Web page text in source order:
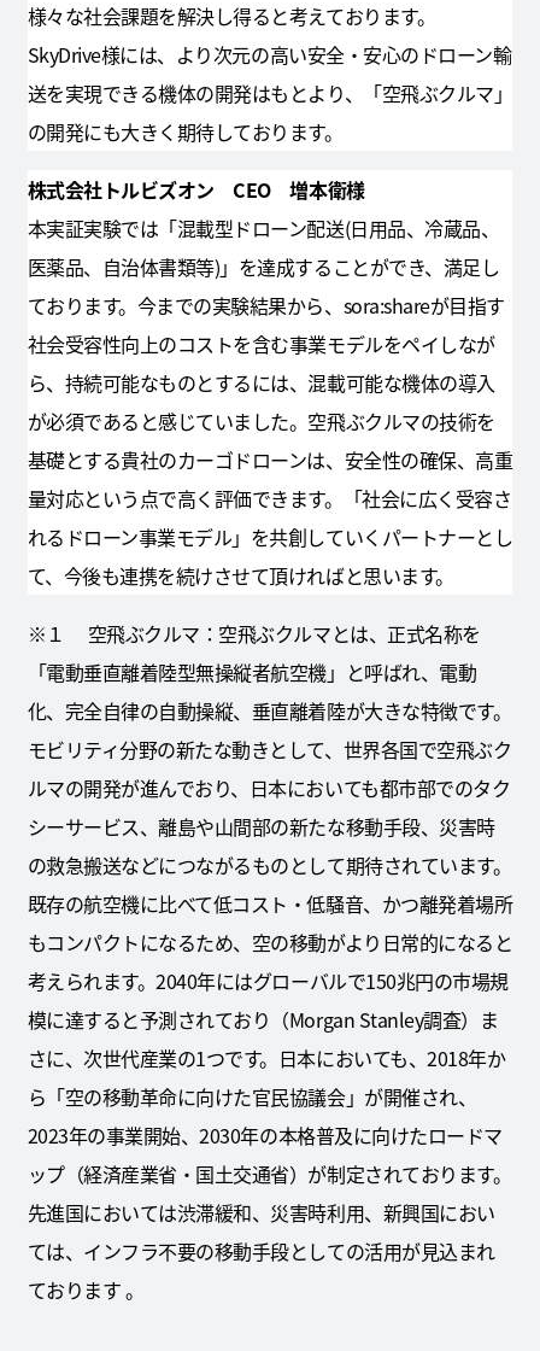
様々な社会課題を解決し得ると考えております。
SkyDrive様には、より次元の高い安全・安心のドローン輸
送を実現できる機体の開発はもとより、「空飛ぶクルマ」
の開発にも大きく期待しております。
株式会社トルビズオン CEO 増本衛様
本実証実験では「混載型ドローン配送(日用品、冷蔵品、
医薬品、自治体書類等)」を達成することができ、満足し
ております。今までの実験結果から、sora:shareが目指す
社会受容性向上のコストを含む事業モデルをペイしなが
ら、持続可能なものとするには、混載可能な機体の導入
が必須であると感じていました。空飛ぶクルマの技術を
基礎とする貴社のカーゴドローンは、安全性の確保、高重
量対応という点で高く評価できます。「社会に広く受容さ
れるドローン事業モデル」を共創していくパートナーとし
て、今後も連携を続けさせて頂ければと思います。
※１ 空飛ぶクルマ：空飛ぶクルマとは、正式名称を
「電動垂直離着陸型無操縦者航空機」と呼ばれ、電動
化、完全自律の自動操縦、垂直離着陸が大きな特徴です。
モビリティ分野の新たな動きとして、世界各国で空飛ぶク
ルマの開発が進んでおり、日本においても都市部でのタク
シーサービス、離島や山間部の新たな移動手段、災害時
の救急搬送などにつながるものとして期待されています。
既存の航空機に比べて低コスト・低騒音、かつ離発着場所
もコンパクトになるため、空の移動がより日常的になると
考えられます。2040年にはグローバルで150兆円の市場規
模に達すると予測されており（Morgan Stanley調査）ま
さに、次世代産業の1つです。日本においても、2018年か
ら「空の移動革命に向けた官民協議会」が開催され、
2023年の事業開始、2030年の本格普及に向けたロードマ
ップ（経済産業省・国土交通省）が制定されております。
先進国においては渋滞緩和、災害時利用、新興国におい
ては、インフラ不要の移動手段としての活用が見込まれ
ております 。